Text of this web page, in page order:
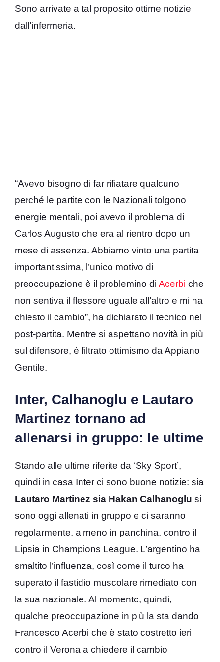
Sono arrivate a tal proposito ottime notizie
dall’infermeria.
“Avevo bisogno di far rifiatare qualcuno
perché le partite con le Nazionali tolgono
energie mentali, poi avevo il problema di
Carlos Augusto che era al rientro dopo un
mese di assenza. Abbiamo vinto una partita
importantissima, l’unico motivo di
preoccupazione è il problemino di Acerbi che
non sentiva il flessore uguale all’altro e mi ha
chiesto il cambio”, ha dichiarato il tecnico nel
post-partita. Mentre si aspettano novità in più
sul difensore, è filtrato ottimismo da Appiano
Gentile.
Inter, Calhanoglu e Lautaro
Martinez tornano ad
allenarsi in gruppo: le ultime
Stando alle ultime riferite da ‘Sky Sport’,
quindi in casa Inter ci sono buone notizie: sia
Lautaro Martinez sia Hakan Calhanoglu si
sono oggi allenati in gruppo e ci saranno
regolarmente, almeno in panchina, contro il
Lipsia in Champions League. L’argentino ha
smaltito l’influenza, così come il turco ha
superato il fastidio muscolare rimediato con
la sua nazionale. Al momento, quindi,
qualche preoccupazione in più la sta dando
Francesco Acerbi che è stato costretto ieri
contro il Verona a chiedere il cambio